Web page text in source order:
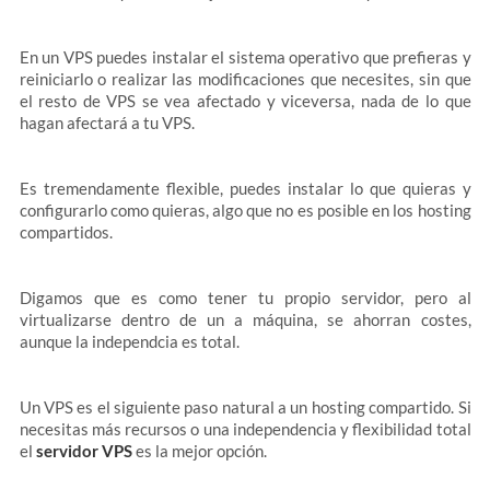
En un VPS puedes instalar el sistema operativo que prefieras y
reiniciarlo o realizar las modificaciones que necesites, sin que
el resto de VPS se vea afectado y viceversa, nada de lo que
hagan afectará a tu VPS.
Es tremendamente flexible, puedes instalar lo que quieras y
configurarlo como quieras, algo que no es posible en los hosting
compartidos.
Digamos que es como tener tu propio servidor, pero al
virtualizarse dentro de un a máquina, se ahorran costes,
aunque la independcia es total.
Un VPS es el siguiente paso natural a un hosting compartido. Si
necesitas más recursos o una independencia y flexibilidad total
el servidor VPSes la mejor opción.